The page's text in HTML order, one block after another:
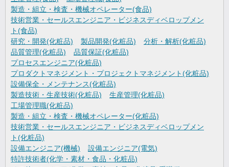
製造・組立・検査・機械オペレーター(食品)
技術営業・セールスエンジニア・ビジネスディベロップメン
ト(食品)
研究・開発(化粧品)
製品開発(化粧品)
分析・解析(化粧品)
品質管理(化粧品)
品質保証(化粧品)
プロセスエンジニア(化粧品)
プロダクトマネジメント・プロジェクトマネジメント(化粧品)
設備保全・メンテナンス(化粧品)
製造技術・生産技術(化粧品)
生産管理(化粧品)
工場管理職(化粧品)
製造・組立・検査・機械オペレーター(化粧品)
技術営業・セールスエンジニア・ビジネスディベロップメン
ト(化粧品)
設備エンジニア(機械)
設備エンジニア(電気)
特許技術者(化学・素材・食品・化粧品)